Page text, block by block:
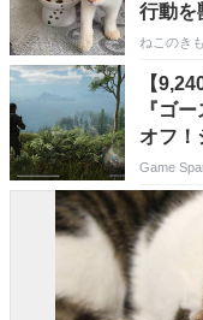
行動を
ねこのき
【
『ゴ
オフ！
ドルも
Game